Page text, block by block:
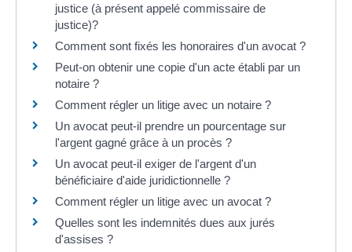
justice (à présent appelé commissaire de
justice)?
Comment sont fixés les honoraires d'un avocat ?
Peut-on obtenir une copie d'un acte établi par un
notaire ?
Comment régler un litige avec un notaire ?
Un avocat peut-il prendre un pourcentage sur
l'argent gagné grâce à un procès ?
Un avocat peut-il exiger de l'argent d'un
bénéficiaire d'aide juridictionnelle ?
Comment régler un litige avec un avocat ?
Quelles sont les indemnités dues aux jurés
d'assises ?